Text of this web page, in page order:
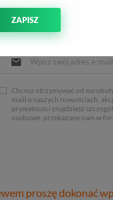
Chcesz otrzymywać od
maili o naszych nowościach,
prywatności znajdziesz
osobowe, przekazane nam w
proszę dokonać
ZAPISZ